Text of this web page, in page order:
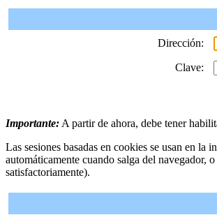
Dirección:
Clave:
Importante: A partir de ahora, debe tener
Las sesiones basadas en cookies se usan en
automáticamente cuando salga del navegador,
satisfactoriamente).